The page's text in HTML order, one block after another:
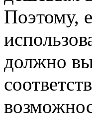
Поэтому,
должно